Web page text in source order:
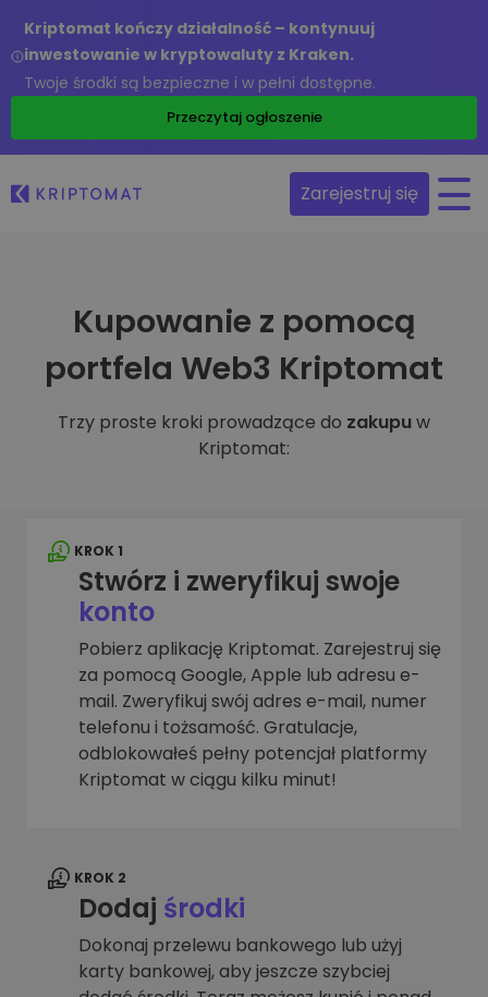
Kriptomat kończy działalność – kontynuuj
inwestowanie w kryptowaluty z Kraken.
Twoje środki są bezpieczne i w pełni dostępne.
Przeczytaj ogłoszenie
Zarejestruj się
Kupowanie z pomocą
portfela Web3 Kriptomat
Trzy proste kroki prowadzące do zakupuw
Kriptomat:
KROK 1
Stwórz i zweryfikuj swoje
konto
Pobierz aplikację Kriptomat. Zarejestruj się
za pomocą Google, Apple lub adresu e-
mail. Zweryfikuj swój adres e-mail, numer
telefonu i tożsamość. Gratulacje,
odblokowałeś pełny potencjał platformy
Kriptomat w ciągu kilku minut!
KROK 2
Dodaj środki
Dokonaj przelewu bankowego lub użyj
karty bankowej, aby jeszcze szybciej